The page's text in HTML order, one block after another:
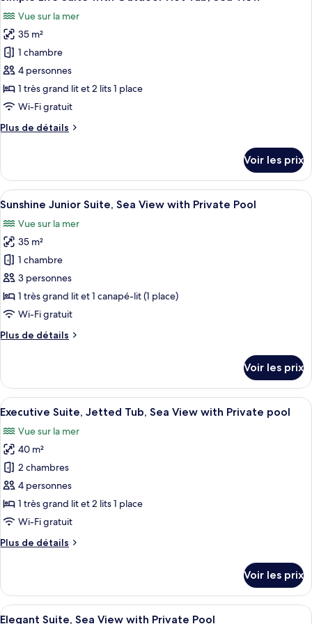
with
Outdoor
Hot
Tub,
Sea
View
chambre
Island
Lover
Suite
For
Two
with
Outdoor
Hot
Sea
toutes
les
photos
pour
ce
type
de
chambre :
Simple
with
Outdoor
Hot
Tub,
Sea
View
Vue sur la mer
35 m²
1 chambre
4 personnes
1 très grand lit et 2 lits 1 place
Wi-Fi gratuit
Plus de détails
Plus
le
type
de
Simple
Life
Suite
with
Outdoor
Hot
Tub,
Sea
Voir les prix
Afficher
toutes
les
photos
pour
ce
type
de
chambre :
Sunshine
Sea
View
with
Private
Pool
Une chambre moderne avec un
7
Sunshine Junior Suite, Sea View with Private Pool
Vue sur la mer
35 m²
1 chambre
3 personnes
1 très grand lit et 1 canapé-lit (1 place)
Wi-Fi gratuit
Plus de détails
Plus
le
type
de
Sunshine
Junior
Suite,
Sea
View
with
Private
Pool
Voir les prix
Afficher
toutes
les
photos
pour
ce
type
de
chambre :
Executive
Tub,
Sea
Une chambre d’hôtel avec deux lits,
15
Executive Suite, Jetted Tub, Sea View with Private pool
Vue sur la mer
40 m²
2 chambres
4 personnes
1 très grand lit et 2 lits 1 place
Wi-Fi gratuit
Plus de détails
Plus
le
type
de
Voir les prix
Afficher
Une chambre d’hôtel moderne
17
Elegant Suite, Sea View with Private Pool